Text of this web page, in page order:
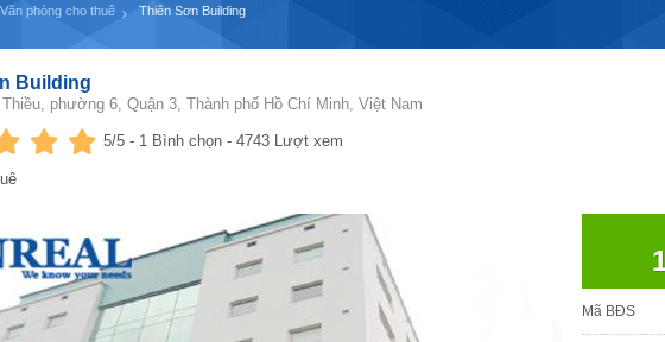
Văn phòng cho thuê Thiên Sơn Building
Building
Thiều, phường 6, Quận 3, Thành phố Hồ Chí Minh, Việt Nam
5/5 - 1 Bình chọn - 4743 Lượt xem
Mã BĐS